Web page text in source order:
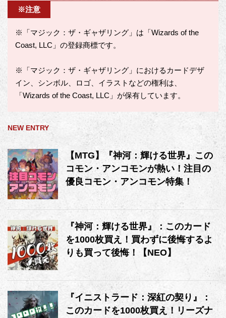
※注意
※「マジック：ザ・ギャザリング」は「Wizards of the
Coast, LLC」の登録商標です。
※「マジック：ザ・ギャザリング」におけるカードデザ
イン、シンボル、ロゴ、イラストなどの権利は、
「Wizards of the Coast, LLC」が保有しています。
NEW ENTRY
【MTG】『神河：輝ける世界』この
コモン・アンコモンが熱い！注目の
優良コモン・アンコモン特集！
『神河：輝ける世界』：このカード
を1000枚買え！買わずに後悔するよ
りも買って後悔！【NEO】
『イニストラード：深紅の契り』：
このカードを1000枚買え！リーズナ